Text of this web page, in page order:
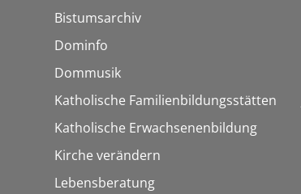
Bistumsarchiv
Dominfo
Dommusik
Katholische Familienbildungsstätten
Katholische Erwachsenenbildung
Kirche verändern
Lebensberatung